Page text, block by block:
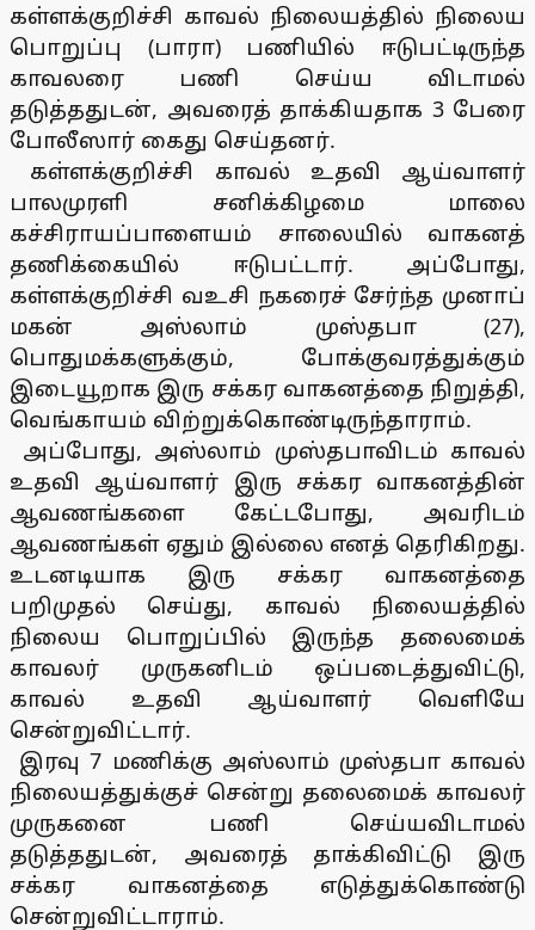
கள்ளக்குறிச்சி காவல் நிலையத்தில் நிலைய
பொறுப்பு (பாரா) பணியில் ஈடுபட்டிருந்த
காவலரை பணி செய்ய விடாமல்
தடுத்ததுடன், அவரைத் தாக்கியதாக 3 பேரை
போலீஸார் கைது செய்தனர்.
கள்ளக்குறிச்சி காவல் உதவி ஆய்வாளர்
பாலமுரளி சனிக்கிழமை மாலை
கச்சிராயப்பாளையம் சாலையில் வாகனத்
தணிக்கையில் ஈடுபட்டார். அப்போது,
கள்ளக்குறிச்சி வஉசி நகரைச் சேர்ந்த முனாப்
மகன் அஸ்லாம் முஸ்தபா (27),
பொதுமக்களுக்கும், போக்குவரத்துக்கும்
இடையூறாக இரு சக்கர வாகனத்தை நிறுத்தி,
வெங்காயம் விற்றுக்கொண்டிருந்தாராம்.
அப்போது, அஸ்லாம் முஸ்தபாவிடம் காவல்
உதவி ஆய்வாளர் இரு சக்கர வாகனத்தின்
ஆவணங்களை கேட்டபோது, அவரிடம்
ஆவணங்கள் ஏதும் இல்லை எனத் தெரிகிறது.
உடனடியாக இரு சக்கர வாகனத்தை
பறிமுதல் செய்து, காவல் நிலையத்தில்
நிலைய பொறுப்பில் இருந்த தலைமைக்
காவலர் முருகனிடம் ஒப்படைத்துவிட்டு,
காவல் உதவி ஆய்வாளர் வெளியே
சென்றுவிட்டார்.
இரவு 7 மணிக்கு அஸ்லாம் முஸ்தபா காவல்
நிலையத்துக்குச் சென்று தலைமைக் காவலர்
முருகனை பணி செய்யவிடாமல்
தடுத்ததுடன், அவரைத் தாக்கிவிட்டு இரு
சக்கர வாகனத்தை எடுத்துக்கொண்டு
சென்றுவிட்டாராம்.